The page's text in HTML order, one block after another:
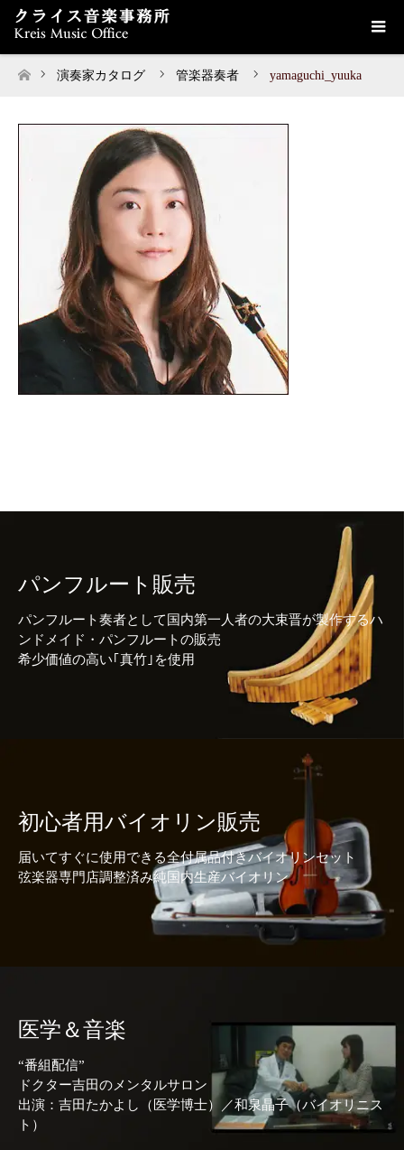
ホーム
演奏家カタログ 管楽器奏者 yamaguchi_yuuka
パンフルート販売
パンフルート奏者として国内第一人者の大束晋が製作するハ
ンドメイド・パンフルートの販売
希少価値の高い｢真竹｣を使用
初心者用バイオリン販売
届いてすぐに使用できる全付属品付きバイオリンセット
弦楽器専門店調整済み純国内生産バイオリン
医学＆音楽
“番組配信”
ドクター吉田のメンタルサロン
出演：吉田たかよし（医学博士）／和泉晶子（バイオリニス
ト）